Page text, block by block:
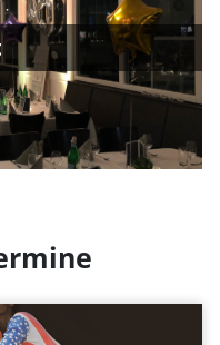
jederzeit nach
werden.
Firmenfeier oder
um!
zu erfahren...